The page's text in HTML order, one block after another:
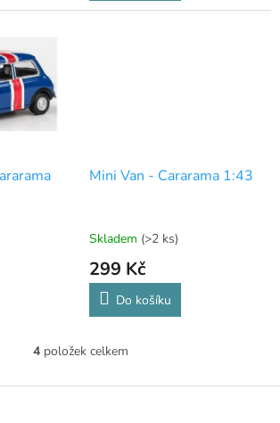
Mini Van - Cararama 1:43
Skladem (>2 ks)
299 Kč
Do košíku
O
l
4položek celkem